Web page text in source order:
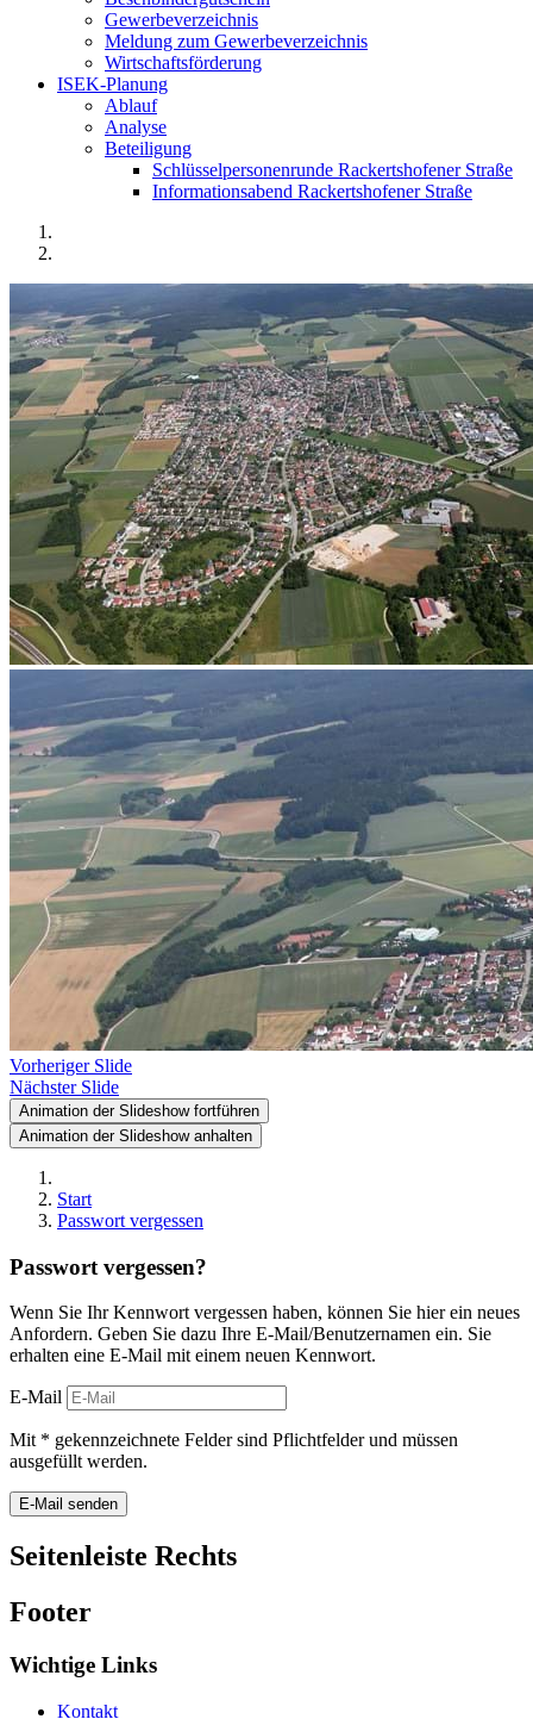
Gewerbeverzeichnis
Meldung zum Gewerbeverzeichnis
Wirtschaftsförderung
ISEK-Planung
Ablauf
Analyse
Beteiligung
Schlüsselpersonenrunde Rackertshofener Straße
Informationsabend Rackertshofener Straße
Vorheriger Slide
Nächster Slide
Animation der Slideshow fortführen
Animation der Slideshow anhalten
Start
Passwort vergessen
Passwort vergessen?
Wenn Sie Ihr Kennwort vergessen haben, können Sie hier ein neues
Anfordern. Geben Sie dazu Ihre E-Mail/Benutzernamen ein. Sie
erhalten eine E-Mail mit einem neuen Kennwort.
E-Mail
Mit * gekennzeichnete Felder sind Pflichtfelder und müssen
ausgefüllt werden.
E-Mail senden
Seitenleiste Rechts
Footer
Wichtige Links
Kontakt